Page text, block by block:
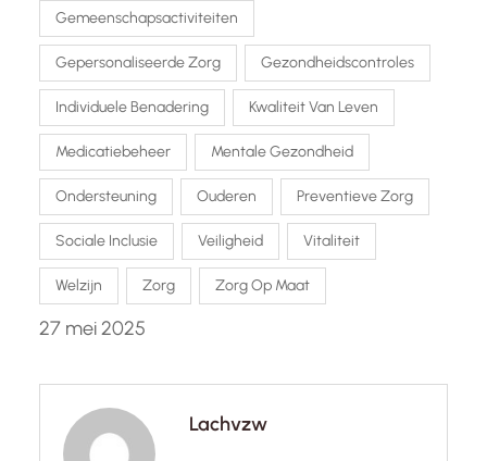
Gemeenschapsactiviteiten
Gepersonaliseerde Zorg Gezondheidscontroles
Individuele Benadering Kwaliteit Van Leven
Medicatiebeheer Mentale Gezondheid
Ondersteuning Ouderen Preventieve Zorg
Sociale Inclusie Veiligheid Vitaliteit
Welzijn Zorg Zorg Op Maat
27 mei 2025
Lachvzw